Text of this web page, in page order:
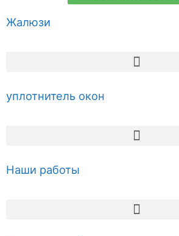
Жалюзи
уплотнитель окон
Наши работы